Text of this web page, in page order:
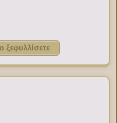
ξεφυλλίσετε